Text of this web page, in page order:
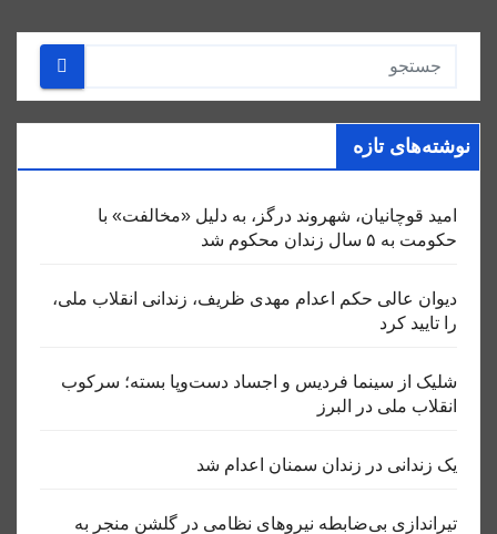
نوشته‌های تازه
امید قوچانیان، شهروند درگز، به دلیل «مخالفت» با
حکومت به ۵ سال زندان محکوم شد
دیوان عالی حکم اعدام مهدی ظریف، زندانی انقلاب ملی،
را تایید کرد
شلیک از سینما فردیس و اجساد دست‌وپا بسته؛ سرکوب
انقلاب ملی در البرز
یک زندانی در زندان سمنان اعدام شد
تیراندازی بی‌ضابطه نیروهای نظامی در گلشن منجر به